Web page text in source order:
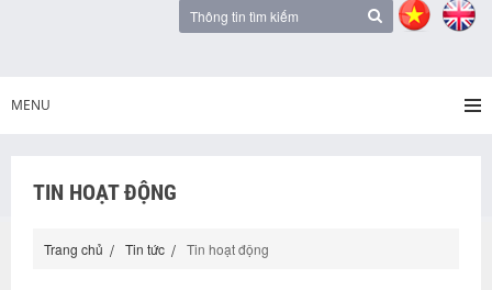
MENU
TIN HOẠT ĐỘNG
Trang chủ Tin tức Tin hoạt động